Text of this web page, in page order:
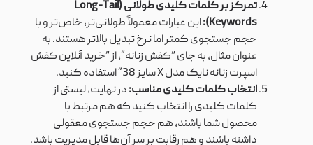
تمرکز بر کلمات کلیدی طولانی (Long-Tail
Keywords): این عبارات معمولاً طولانی‌تر، خاص‌تر و با
حجم جستجوی کمتر اما نرخ تبدیل بالاتر هستند. به
عنوان مثال، به جای “کفش زنانه”، از “خرید آنلاین کفش
اسپرت زنانه نایک مدل X سایز 38” استفاده کنید.
انتخاب کلمات کلیدی مناسب:در نهایت، لیستی از
کلمات کلیدی را انتخاب کنید که هم مرتبط با
محصول شما باشند، هم حجم جستجوی معقولی
داشته باشند و هم رقابت بر سر آن‌ها قابل مدیریت باشد.